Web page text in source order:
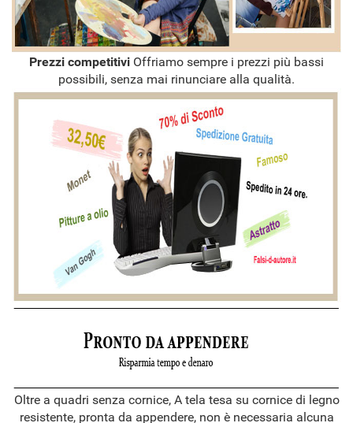
Prezzi competitivi Offriamo sempre i prezzi più bassi
possibili, senza mai rinunciare alla qualità.
Oltre a quadri senza cornice, A tela tesa su cornice di legno
resistente, pronta da appendere, non è necessaria alcuna